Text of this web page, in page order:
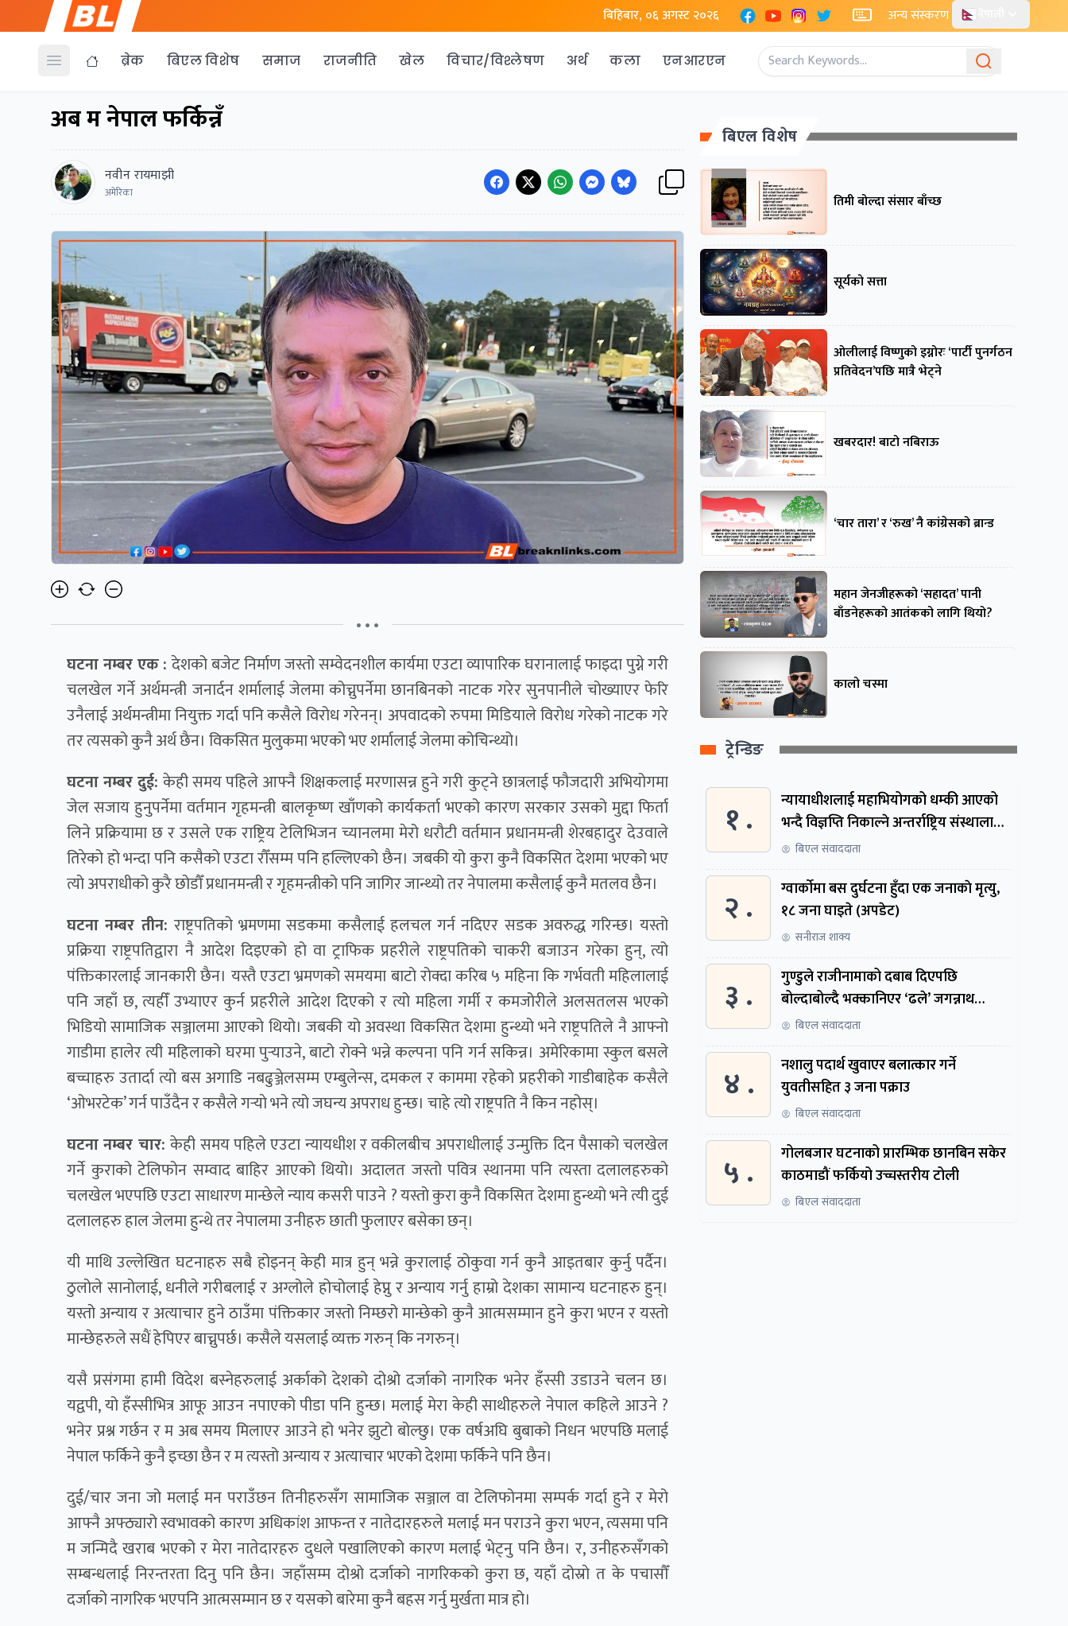
बिहिबार, ०६ अगस्ट २०२६ FacebookYouTubeInstagram
X अन्य संस्करण
Open menu ब्रेक बिएल विशेष समाज राजनीति खेल विचार/विश्लेषण अर्थ कला एनआरएन
अब म नेपाल फर्किन्नँ
नवीन रायमाझी
अमेरिका
• • •
घटना नम्बर एक :देशको बजेट निर्माण जस्तो सम्वेदनशील कार्यमा एउटा व्यापारिक घरानालाई फाइदा पुग्ने गरी
चलखेल गर्ने अर्थमन्त्री जनार्दन शर्मालाई जेलमा कोच्नुपर्नेमा छानबिनको नाटक गरेर सुनपानीले चोख्याएर फेरि
उनैलाई अर्थमन्त्रीमा नियुक्त गर्दा पनि कसैले विरोध गरेनन्। अपवादको रुपमा मिडियाले विरोध गरेको नाटक गरे
तर त्यसको कुनै अर्थ छैन। विकसित मुलुकमा भएको भए शर्मालाई जेलमा कोचिन्थ्यो।
घटना नम्बर दुई: केही समय पहिले आफ्नै शिक्षकलाई मरणासन्न हुने गरी कुट्ने छात्रलाई फौजदारी अभियोगमा
जेल सजाय हुनुपर्नेमा वर्तमान गृहमन्त्री बालकृष्ण खाँणको कार्यकर्ता भएको कारण सरकार उसको मुद्दा फिर्ता
लिने प्रक्रियामा छ र उसले एक राष्ट्रिय टेलिभिजन च्यानलमा मेरो धरौटी वर्तमान प्रधानमन्त्री शेरबहादुर देउवाले
तिरेको हो भन्दा पनि कसैको एउटा रौँसम्म पनि हल्लिएको छैन। जबकी यो कुरा कुनै विकसित देशमा भएको भए
त्यो अपराधीको कुरै छोडौँ प्रधानमन्त्री र गृहमन्त्रीको पनि जागिर जान्थ्यो तर नेपालमा कसैलाई कुनै मतलव छैन।
घटना नम्बर तीन: राष्ट्रपतिको भ्रमणमा सडकमा कसैलाई हलचल गर्न नदिएर सडक अवरुद्ध गरिन्छ। यस्तो
प्रक्रिया राष्ट्रपतिद्वारा नै आदेश दिइएको हो वा ट्राफिक प्रहरीले राष्ट्रपतिको चाकरी बजाउन गरेका हुन्, त्यो
पंक्तिकारलाई जानकारी छैन। यस्तै एउटा भ्रमणको समयमा बाटो रोक्दा करिब ५ महिना कि गर्भवती महिलालाई
पनि जहाँ छ, त्यहीँ उभ्याएर कुर्न प्रहरीले आदेश दिएको र त्यो महिला गर्मी र कमजोरीले अलसतलस भएको
भिडियो सामाजिक सञ्जालमा आएको थियो। जबकी यो अवस्था विकसित देशमा हुन्थ्यो भने राष्ट्रपतिले नै आफ्नो
गाडीमा हालेर त्यी महिलाको घरमा पुर्‍याउने, बाटो रोक्ने भन्ने कल्पना पनि गर्न सकिन्न। अमेरिकामा स्कुल बसले
बच्चाहरु उतार्दा त्यो बस अगाडि नबढुञ्जेलसम्म एम्बुलेन्स, दमकल र काममा रहेको प्रहरीको गाडीबाहेक कसैले
‘ओभरटेक’ गर्न पाउँदैन र कसैले गर्‍याे भने त्यो जघन्य अपराध हुन्छ। चाहे त्यो राष्ट्रपति नै किन नहोस्।
घटना नम्बर चार:केही समय पहिले एउटा न्यायधीश र वकीलबीच अपराधीलाई उन्मुक्ति दिन पैसाको चलखेल
गर्ने कुराको टेलिफोन सम्वाद बाहिर आएको थियो। अदालत जस्तो पवित्र स्थानमा पनि त्यस्ता दलालहरुको
चलखेल भएपछि एउटा साधारण मान्छेले न्याय कसरी पाउने ? यस्तो कुरा कुनै विकसित देशमा हुन्थ्यो भने त्यी दुई
दलालहरु हाल जेलमा हुन्थे तर नेपालमा उनीहरु छाती फुलाएर बसेका छन्।
यी माथि उल्लेखित घटनाहरु सबै होइनन् केही मात्र हुन् भन्ने कुरालाई ठोकुवा गर्न कुनै आइतबार कुर्नु पर्दैन।
ठुलोले सानोलाई, धनीले गरीबलाई र अग्लोले होचोलाई हेप्नु र अन्याय गर्नु हाम्रो देशका सामान्य घटनाहरु हुन्।
यस्तो अन्याय र अत्याचार हुने ठाउँमा पंक्तिकार जस्तो निम्छरो मान्छेको कुनै आत्मसम्मान हुने कुरा भएन र यस्तो
मान्छेहरुले सधैं हेपिएर बाच्नुपर्छ। कसैले यसलाई व्यक्त गरुन् कि नगरुन्।
यसै प्रसंगमा हामी विदेश बस्नेहरुलाई अर्काको देशको दोश्रो दर्जाको नागरिक भनेर हँस्सी उडाउने चलन छ।
यद्वपी, यो हँस्सीभित्र आफू आउन नपाएको पीडा पनि हुन्छ। मलाई मेरा केही साथीहरुले नेपाल कहिले आउने ?
भनेर प्रश्न गर्छन र म अब समय मिलाएर आउने हो भनेर झुटो बोल्छु। एक वर्षअघि बुबाको निधन भएपछि मलाई
नेपाल फर्किने कुनै इच्छा छैन र म त्यस्तो अन्याय र अत्याचार भएको देशमा फर्किने पनि छैन।
दुई/चार जना जो मलाई मन पराउँछन तिनीहरुसँग सामाजिक सञ्जाल वा टेलिफोनमा सम्पर्क गर्दा हुने र मेरो
आफ्नै अफ्ठ्यारो स्वभावको कारण अधिकांश आफन्त र नातेदारहरुले मलाई मन पराउने कुरा भएन, त्यसमा पनि
म जन्मिदै खराब भएको र मेरा नातेदारहरु दुधले पखालिएको कारण मलाई भेट्नु पनि छैन। र, उनीहरुसँगको
सम्बन्धलाई निरन्तरता दिनु पनि छैन। जहाँसम्म दोश्रो दर्जाको नागरिकको कुरा छ, यहाँ दोस्राे त के पचासौँ
दर्जाको नागरिक भएपनि आत्मसम्मान छ र यसको बारेमा कुनै बहस गर्नु मुर्खता मात्र हो।
बिएल विशेष
तिमी बोल्दा संसार बाँच्छ
सूर्यको सत्ता
ओलीलाई विष्णुको इग्नोरः ‘पार्टी पुनर्गठन
प्रतिवेदन’पछि मात्रै भेट्ने
खबरदार! बाटो नबिराऊ
‘चार तारा’ र ‘रुख’ नै कांग्रेसको ब्रान्ड
महान जेनजीहरूको ‘सहादत’ पानी
बाँडनेहरूको आतंकको लागि थियो?
कालो चस्मा
ट्रेन्डिङ
१ .
न्यायाधीशलाई महाभियोगको धम्की आएको
भन्दै विज्ञप्ति निकाल्ने अन्तर्राष्ट्रिय संस्थालाई
संसदीय समितिमा बोलाइयो
बिएल संवाददाता
२ .
ग्वार्काेमा बस दुर्घटना हुँदा एक जनाकाे मृत्यु,
१८ जना घाइते (अपडेट)
सनीराज शाक्य
३ .
गुण्डुले राजीनामाको दबाब दिएपछि
बोल्दाबोल्दै भक्कानिएर ‘ढले’ जगन्नाथ
थपलिया
बिएल संवाददाता
४ .
नशालु पदार्थ खुवाएर बलात्कार गर्ने
युवतीसहित ३ जना पक्राउ
बिएल संवाददाता
५ .
गोलबजार घटनाको प्रारम्भिक छानबिन सकेर
काठमाडौं फर्कियो उच्चस्तरीय टोली
बिएल संवाददाता